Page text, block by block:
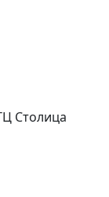
Столица